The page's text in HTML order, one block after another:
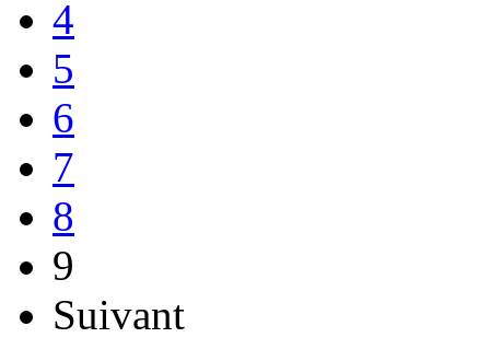
4
5
6
7
8
9
Suivant